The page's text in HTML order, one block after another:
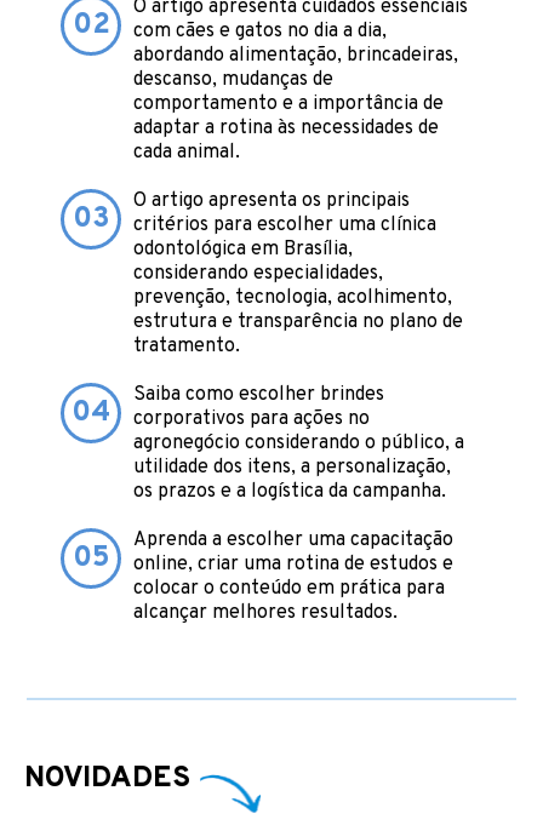
02
O artigo apresenta cuidados essenciais
com cães e gatos no dia a dia,
abordando alimentação, brincadeiras,
descanso, mudanças de
comportamento e a importância de
adaptar a rotina às necessidades de
cada animal.
03
O artigo apresenta os principais
critérios para escolher uma clínica
odontológica em Brasília,
considerando especialidades,
prevenção, tecnologia, acolhimento,
estrutura e transparência no plano de
tratamento.
04
Saiba como escolher brindes
corporativos para ações no
agronegócio considerando o público, a
utilidade dos itens, a personalização,
os prazos e a logística da campanha.
05
Aprenda a escolher uma capacitação
online, criar uma rotina de estudos e
colocar o conteúdo em prática para
alcançar melhores resultados.
NOVIDADES